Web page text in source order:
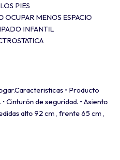
PIES
OCUPAR MENOS ESPACIO
INFANTIL
• Producto
Cinturón de seguridad. • Asiento
alto 92 cm , frente 65 cm ,